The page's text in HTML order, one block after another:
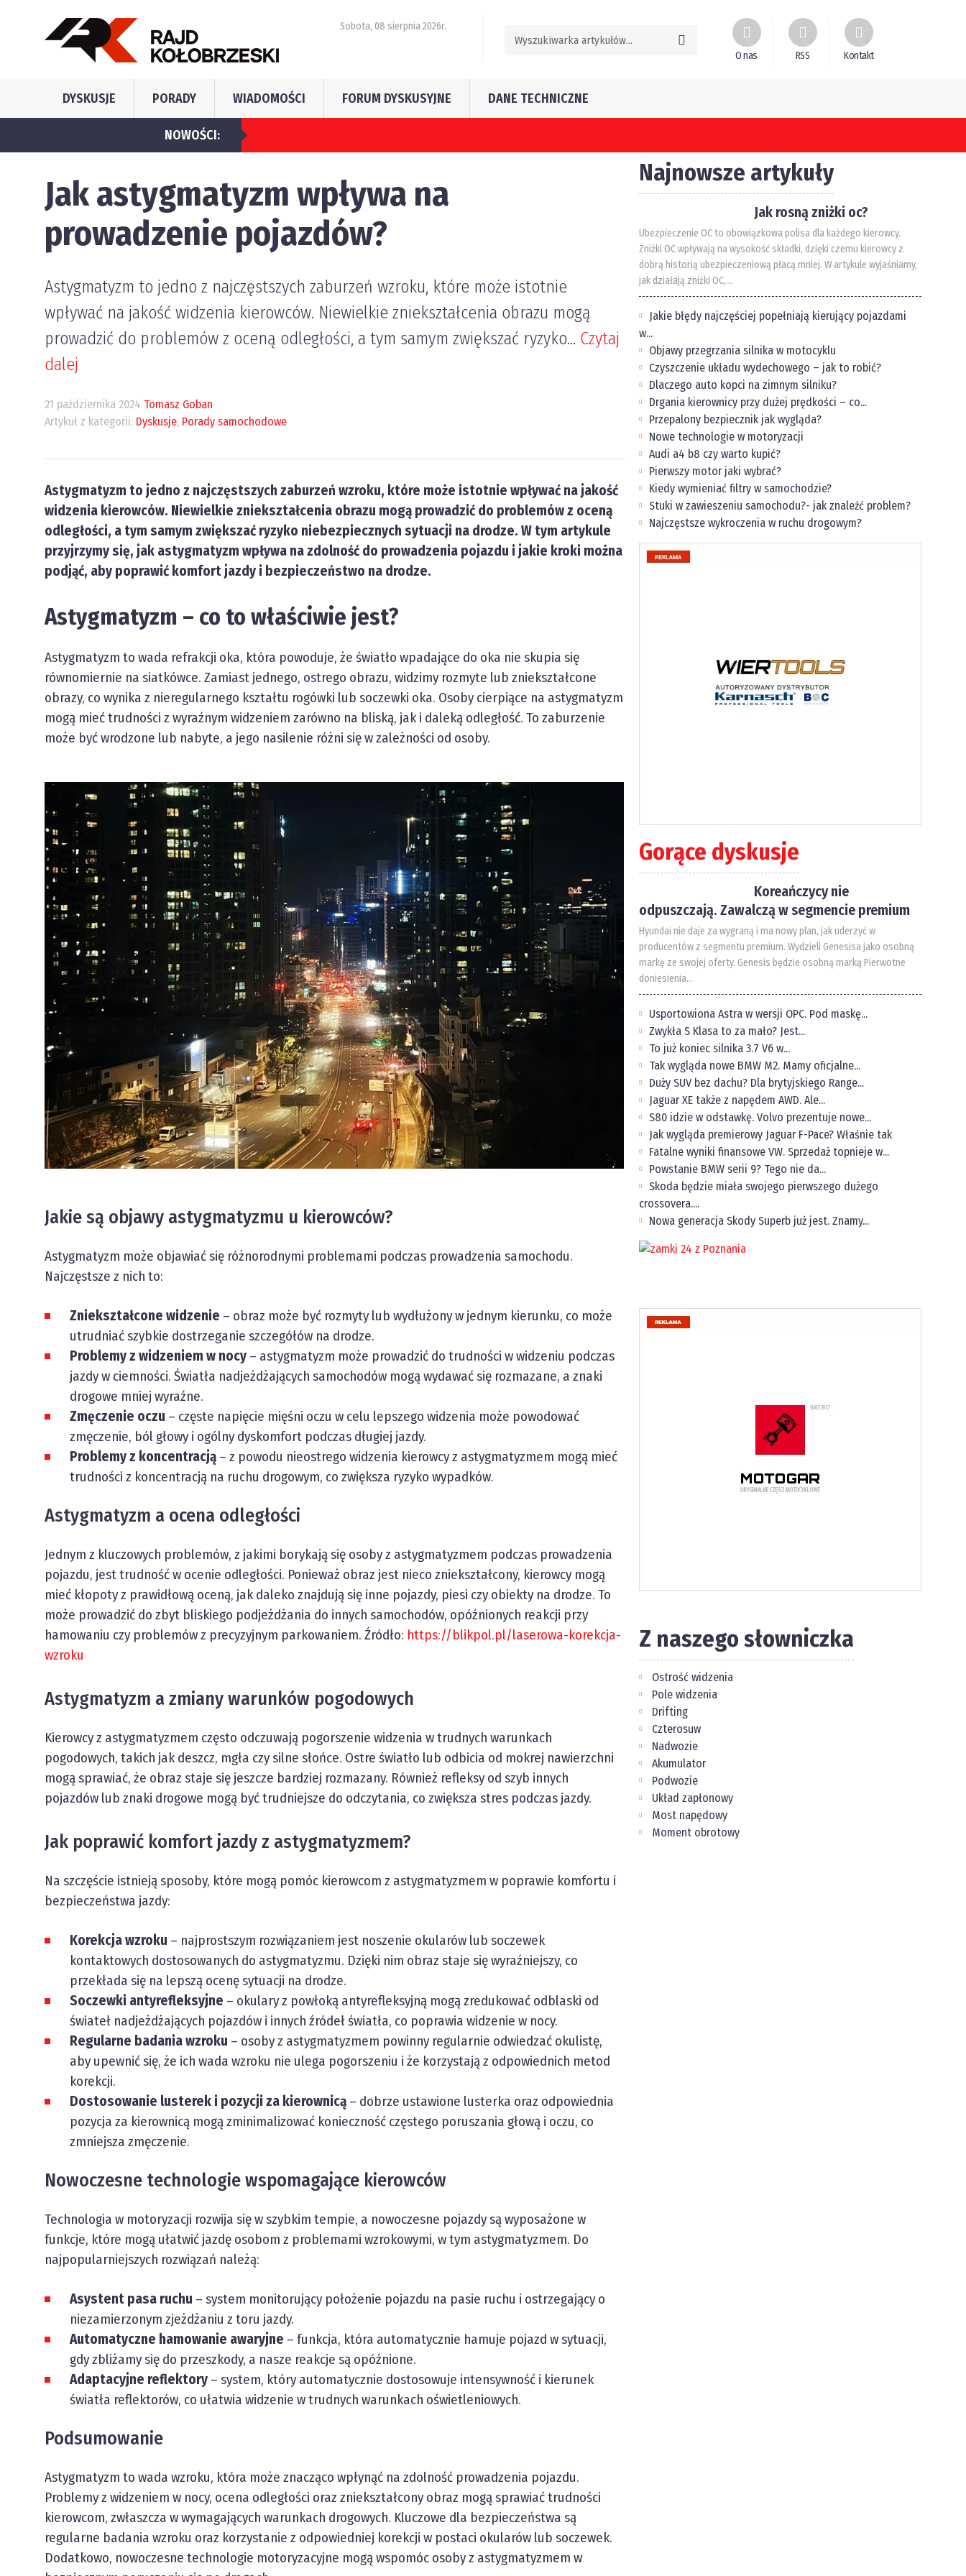
Sobota, 08 sierpnia 2026r.
O nas RSS Kontakt
DYSKUSJE PORADY WIADOMOŚCI FORUM DYSKUSYJNE DANE TECHNICZNE
NOWOŚCI: Jakie błędy najczęściej popełniają kierujący pojazdami w Polsce?
Jak astygmatyzm wpływa na
prowadzenie pojazdów?
Astygmatyzm to jedno z najczęstszych zaburzeń wzroku, które może istotnie
wpływać na jakość widzenia kierowców. Niewielkie zniekształcenia obrazu mogą
prowadzić do problemów z oceną odległości, a tym samym zwiększać ryzyko... Czytaj
dalej
21 października 2024 Tomasz Goban
Artykuł z kategorii: Dyskusje, Porady samochodowe
Astygmatyzm to jedno z najczęstszych zaburzeń wzroku, które może istotnie wpływać na jakość
widzenia kierowców. Niewielkie zniekształcenia obrazu mogą prowadzić do problemów z oceną
odległości, a tym samym zwiększać ryzyko niebezpiecznych sytuacji na drodze. W tym artykule
przyjrzymy się, jak astygmatyzm wpływa na zdolność do prowadzenia pojazdu i jakie kroki można
podjąć, aby poprawić komfort jazdy i bezpieczeństwo na drodze.
Astygmatyzm – co to właściwie jest?
Astygmatyzm to wada refrakcji oka, która powoduje, że światło wpadające do oka nie skupia się
równomiernie na siatkówce. Zamiast jednego, ostrego obrazu, widzimy rozmyte lub zniekształcone
obrazy, co wynika z nieregularnego kształtu rogówki lub soczewki oka. Osoby cierpiące na astygmatyzm
mogą mieć trudności z wyraźnym widzeniem zarówno na bliską, jak i daleką odległość. To zaburzenie
może być wrodzone lub nabyte, a jego nasilenie różni się w zależności od osoby.
Jakie są objawy astygmatyzmu u kierowców?
Astygmatyzm może objawiać się różnorodnymi problemami podczas prowadzenia samochodu.
Najczęstsze z nich to:
Zniekształcone widzenie – obraz może być rozmyty lub wydłużony w jednym kierunku, co może
utrudniać szybkie dostrzeganie szczegółów na drodze.
Problemy z widzeniem w nocy – astygmatyzm może prowadzić do trudności w widzeniu podczas
jazdy w ciemności. Światła nadjeżdżających samochodów mogą wydawać się rozmazane, a znaki
drogowe mniej wyraźne.
Zmęczenie oczu – częste napięcie mięśni oczu w celu lepszego widzenia może powodować
zmęczenie, ból głowy i ogólny dyskomfort podczas długiej jazdy.
Problemy z koncentracją – z powodu nieostrego widzenia kierowcy z astygmatyzmem mogą mieć
trudności z koncentracją na ruchu drogowym, co zwiększa ryzyko wypadków.
Astygmatyzm a ocena odległości
Jednym z kluczowych problemów, z jakimi borykają się osoby z astygmatyzmem podczas prowadzenia
pojazdu, jest trudność w ocenie odległości. Ponieważ obraz jest nieco zniekształcony, kierowcy mogą
mieć kłopoty z prawidłową oceną, jak daleko znajdują się inne pojazdy, piesi czy obiekty na drodze. To
może prowadzić do zbyt bliskiego podjeżdżania do innych samochodów, opóźnionych reakcji przy
hamowaniu czy problemów z precyzyjnym parkowaniem. Źródło: https://blikpol.pl/laserowa-korekcja-
wzroku
Astygmatyzm a zmiany warunków pogodowych
Kierowcy z astygmatyzmem często odczuwają pogorszenie widzenia w trudnych warunkach
pogodowych, takich jak deszcz, mgła czy silne słońce. Ostre światło lub odbicia od mokrej nawierzchni
mogą sprawiać, że obraz staje się jeszcze bardziej rozmazany. Również refleksy od szyb innych
pojazdów lub znaki drogowe mogą być trudniejsze do odczytania, co zwiększa stres podczas jazdy.
Jak poprawić komfort jazdy z astygmatyzmem?
Na szczęście istnieją sposoby, które mogą pomóc kierowcom z astygmatyzmem w poprawie komfortu i
bezpieczeństwa jazdy:
Korekcja wzroku – najprostszym rozwiązaniem jest noszenie okularów lub soczewek
kontaktowych dostosowanych do astygmatyzmu. Dzięki nim obraz staje się wyraźniejszy, co
przekłada się na lepszą ocenę sytuacji na drodze.
Soczewki antyrefleksyjne – okulary z powłoką antyrefleksyjną mogą zredukować odblaski od
świateł nadjeżdżających pojazdów i innych źródeł światła, co poprawia widzenie w nocy.
Regularne badania wzroku – osoby z astygmatyzmem powinny regularnie odwiedzać okulistę,
aby upewnić się, że ich wada wzroku nie ulega pogorszeniu i że korzystają z odpowiednich metod
korekcji.
Dostosowanie lusterek i pozycji za kierownicą – dobrze ustawione lusterka oraz odpowiednia
pozycja za kierownicą mogą zminimalizować konieczność częstego poruszania głową i oczu, co
zmniejsza zmęczenie.
Nowoczesne technologie wspomagające kierowców
Technologia w motoryzacji rozwija się w szybkim tempie, a nowoczesne pojazdy są wyposażone w
funkcje, które mogą ułatwić jazdę osobom z problemami wzrokowymi, w tym astygmatyzmem. Do
najpopularniejszych rozwiązań należą:
Asystent pasa ruchu – system monitorujący położenie pojazdu na pasie ruchu i ostrzegający o
niezamierzonym zjeżdżaniu z toru jazdy.
Automatyczne hamowanie awaryjne – funkcja, która automatycznie hamuje pojazd w sytuacji,
gdy zbliżamy się do przeszkody, a nasze reakcje są opóźnione.
Adaptacyjne reflektory – system, który automatycznie dostosowuje intensywność i kierunek
światła reflektorów, co ułatwia widzenie w trudnych warunkach oświetleniowych.
Podsumowanie
Astygmatyzm to wada wzroku, która może znacząco wpłynąć na zdolność prowadzenia pojazdu.
Problemy z widzeniem w nocy, ocena odległości oraz zniekształcony obraz mogą sprawiać trudności
kierowcom, zwłaszcza w wymagających warunkach drogowych. Kluczowe dla bezpieczeństwa są
regularne badania wzroku oraz korzystanie z odpowiedniej korekcji w postaci okularów lub soczewek.
Dodatkowo, nowoczesne technologie motoryzacyjne mogą wspomóc osoby z astygmatyzmem w
Najnowsze artykuły
Jak rosną zniżki oc?
Ubezpieczenie OC to obowiązkowa polisa dla każdego kierowcy.
Zniżki OC wpływają na wysokość składki, dzięki czemu kierowcy z
dobrą historią ubezpieczeniową płacą mniej. W artykule wyjaśniamy,
jak działają zniżki OC,...
Jakie błędy najczęściej popełniają kierujący pojazdami
w...
Objawy przegrzania silnika w motocyklu
Czyszczenie układu wydechowego – jak to robić?
Dlaczego auto kopci na zimnym silniku?
Drgania kierownicy przy dużej prędkości – co...
Przepalony bezpiecznik jak wygląda?
Nowe technologie w motoryzacji
Audi a4 b8 czy warto kupić?
Pierwszy motor jaki wybrać?
Kiedy wymieniać filtry w samochodzie?
Stuki w zawieszeniu samochodu?- jak znaleźć problem?
Najczęstsze wykroczenia w ruchu drogowym?
Gorące dyskusje
Koreańczycy nie
odpuszczają. Zawalczą w segmencie premium
Hyundai nie daje za wygraną i ma nowy plan, jak uderzyć w
producentów z segmentu premium. Wydzieli Genesisa jako osobną
markę ze swojej oferty. Genesis będzie osobną marką Pierwotne
doniesienia...
Usportowiona Astra w wersji OPC. Pod maskę...
Zwykła S Klasa to za mało? Jest...
To już koniec silnika 3.7 V6 w...
Tak wygląda nowe BMW M2. Mamy oficjalne...
Duży SUV bez dachu? Dla brytyjskiego Range...
Jaguar XE także z napędem AWD. Ale...
S80 idzie w odstawkę. Volvo prezentuje nowe...
Jak wygląda premierowy Jaguar F-Pace? Właśnie tak
Fatalne wyniki finansowe VW. Sprzedaż topnieje w...
Powstanie BMW serii 9? Tego nie da...
Skoda będzie miała swojego pierwszego dużego
crossovera....
Nowa generacja Skody Superb już jest. Znamy...
Z naszego słowniczka
Ostrość widzenia
Pole widzenia
Drifting
Czterosuw
Nadwozie
Akumulator
Podwozie
Układ zapłonowy
Most napędowy
Moment obrotowy